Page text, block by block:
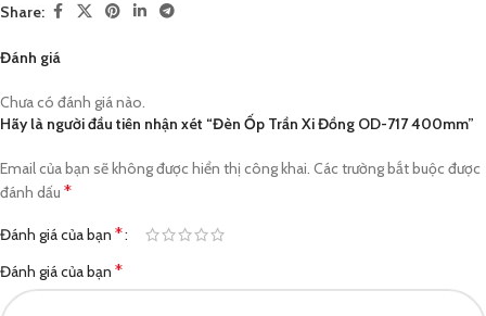
Share:
Đánh giá
Chưa có đánh giá nào.
Hãy là người đầu tiên nhận xét “Đèn Ốp Trần Xi Đồng OD-717 400mm”
Email của bạn sẽ không được hiển thị công khai. Các trường bắt buộc được
đánh dấu *
Đánh giá của bạn *
Đánh giá của bạn *